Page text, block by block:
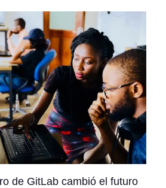
de GitLab cambió el futuro